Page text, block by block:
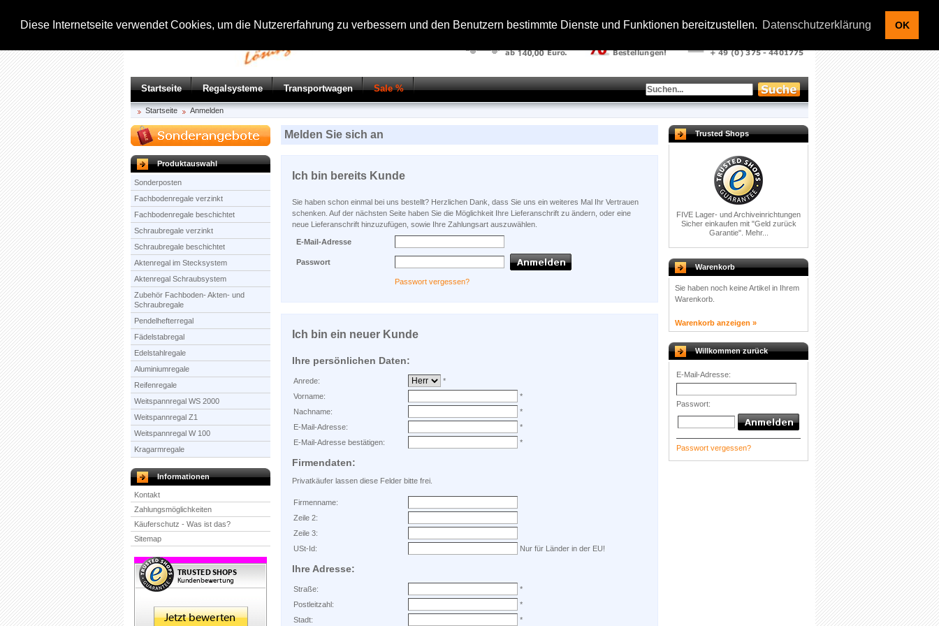
Diese Internetseite verwendet Cookies, um die Nutzererfahrung zu verbessern und den Benutzern bestimmte Dienste und Funktionen bereitzustellen. Datenschutzerklärung OK
Startseite Regalsysteme Transportwagen Sale %
Startseite Anmelden
Produktauswahl
Sonderposten
Fachbodenregale verzinkt
Fachbodenregale beschichtet
Schraubregale verzinkt
Schraubregale beschichtet
Aktenregal im Stecksystem
Aktenregal Schraubsystem
Zubehör Fachboden- Akten- und
Schraubregale
Pendelhefterregal
Fädelstabregal
Edelstahlregale
Aluminiumregale
Reifenregale
Weitspannregal WS 2000
Weitspannregal Z1
Weitspannregal W 100
Kragarmregale
Informationen
Kontakt
Zahlungsmöglichkeiten
Käuferschutz - Was ist das?
Sitemap
Melden Sie sich an
Ich bin bereits Kunde
Sie haben schon einmal bei uns bestellt? Herzlichen Dank, dass Sie uns ein weiteres Mal Ihr Vertrauen
schenken. Auf der nächsten Seite haben Sie die Möglichkeit Ihre Lieferanschrift zu ändern, oder eine
neue Lieferanschrift hinzuzufügen, sowie Ihre Zahlungsart auszuwählen.
E-Mail-Adresse
Passwort
Passwort vergessen?
Ich bin ein neuer Kunde
Ihre persönlichen Daten:
Anrede:
*
Vorname:
*
Nachname:
*
E-Mail-Adresse:
*
E-Mail-Adresse bestätigen:
*
Firmendaten:
Privatkäufer lassen diese Felder bitte frei.
Firmenname:
Zeile 2:
Zeile 3:
USt-Id:
Nur für Länder in der EU!
Ihre Adresse:
Straße:
*
Postleitzahl:
*
Stadt:
*
Trusted Shops
FIVE Lager- und Archiveinrichtungen
Sicher einkaufen mit "Geld zurück
Garantie". Mehr...
Warenkorb
Sie haben noch keine Artikel in Ihrem
Warenkorb.
Warenkorb anzeigen »
Willkommen zurück
E-Mail-Adresse:
Passwort:
Passwort vergessen?